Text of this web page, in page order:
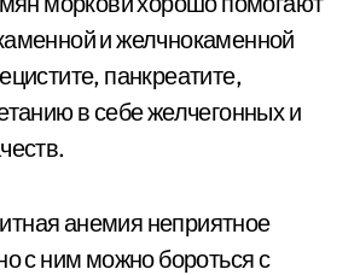
и желчнокаменной
панкреатите,
в себе желчегонных и
анемия неприятное
с ним можно бороться с